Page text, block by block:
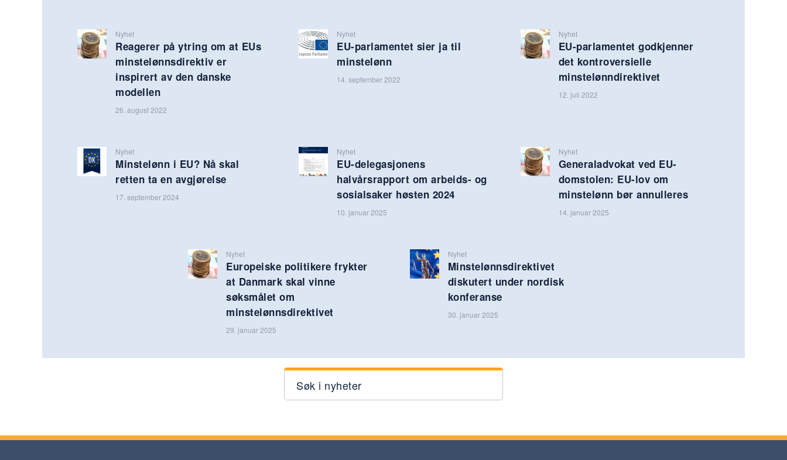
Nyhet
Reagerer på ytring om at EUs
minstelønnsdirektiv er
inspirert av den danske
modellen
26. august 2022
Nyhet
EU-parlamentet sier ja til
minstelønn
14. september 2022
Nyhet
EU-parlamentet godkjenner
det kontroversielle
minstelønndirektivet
12. juli 2022
Nyhet
Minstelønn i EU? Nå skal
retten ta en avgjørelse
17. september 2024
Nyhet
EU-delegasjonens
halvårsrapport om arbeids- og
sosialsaker høsten 2024
10. januar 2025
Nyhet
Generaladvokat ved EU-
domstolen: EU-lov om
minstelønn bør annulleres
14. januar 2025
Nyhet
Europeiske politikere frykter
at Danmark skal vinne
søksmålet om
minstelønnsdirektivet
29. januar 2025
Nyhet
Minstelønnsdirektivet
diskutert under nordisk
konferanse
30. januar 2025
Søk i nyheter